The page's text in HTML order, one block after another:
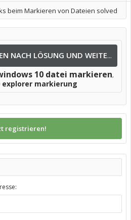
beim Markieren von Dateien solved
ANDERE USER SUCHTEN NACH LÖSUNG UND WEITEREN INFOS NACH:
10 datei markieren,
explorer markierung
registrieren!